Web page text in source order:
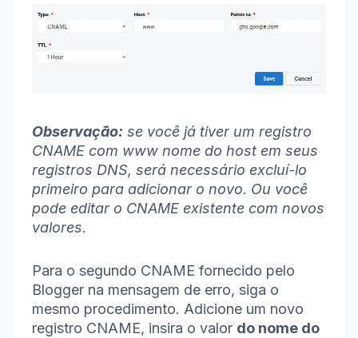
Observação: se você já tiver um registro
CNAME com www nome do host em seus
registros DNS, será necessário excluí-lo
primeiro para adicionar o novo. Ou você
pode editar o CNAME existente com novos
valores.
Para o segundo CNAME fornecido pelo
Blogger na mensagem de erro, siga o
mesmo procedimento. Adicione um novo
registro CNAME, insira o valor do nome do